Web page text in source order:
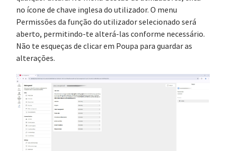
no ícone de chave inglesa do utilizador. O menu
Permissões da função do utilizador selecionado será
aberto, permitindo-te alterá-las conforme necessário.
Não te esqueças de clicar em Poupa para guardar as
alterações.